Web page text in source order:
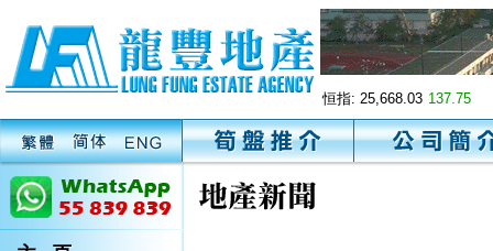
恒指: 25,668.03 137.75